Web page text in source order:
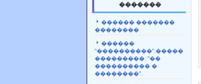
�������
������ �������
��������
������
"����������".�����
���������: "��
���������� �
��������".